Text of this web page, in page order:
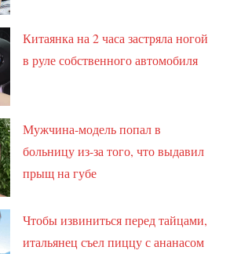
Китаянка на 2 часа застряла ногой
в руле собственного автомобиля
Мужчина-модель попал в
больницу из-за того, что выдавил
прыщ на губе
Чтобы извиниться перед тайцами,
итальянец съел пиццу с ананасом